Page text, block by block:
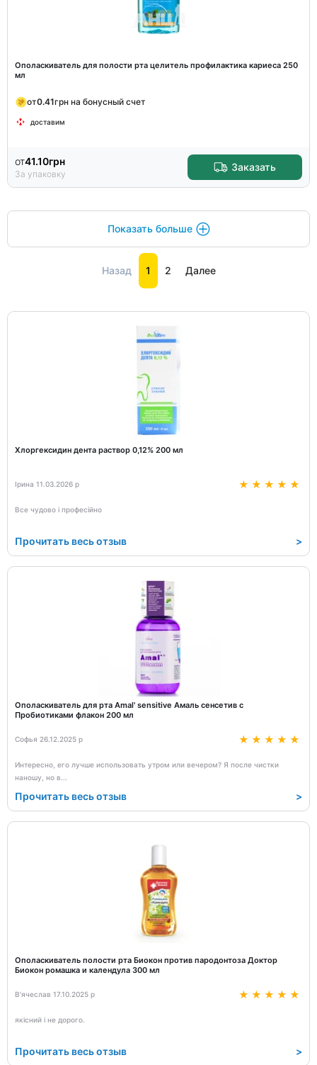
Ополаскиватель для полости рта целитель профилактика кариеса 250
мл
от0.41грн на бонусный счет
доставим
от41.10грн
За упаковку
Заказать
Показать больше
Назад 1 2 Далее
Хлоргексидин дента раствор 0,12% 200 мл
Ірина 11.03.2026 р
Все чудово і професійно
Прочитать весь отзыв >
Ополаскиватель для рта Amal' sensitive Амаль сенсетив с
Пробиотиками флакон 200 мл
Софья 26.12.2025 р
Интересно, его лучше использовать утром или вечером? Я после чистки
наношу, но в
Прочитать весь отзыв >
Ополаскиватель полости рта Биокон против пародонтоза Доктор
Биокон ромашка и календула 300 мл
В'ячеслав 17.10.2025 р
якісний і не дорого.
Прочитать весь отзыв >